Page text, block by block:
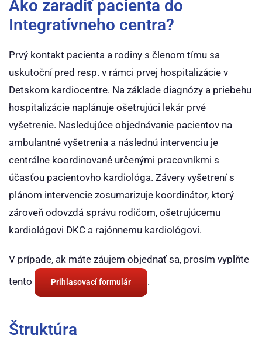
Ako zaradiť pacienta do
Integratívneho centra?
Prvý kontakt pacienta a rodiny s členom tímu sa
uskutoční pred resp. v rámci prvej hospitalizácie v
Detskom kardiocentre. Na základe diagnózy a priebehu
hospitalizácie naplánuje ošetrujúci lekár prvé
vyšetrenie. Nasledujúce objednávanie pacientov na
ambulantné vyšetrenia a následnú intervenciu je
centrálne koordinované určenými pracovníkmi s
účasťou pacientovho kardiológa. Závery vyšetrení s
plánom intervencie zosumarizuje koordinátor, ktorý
zároveň odovzdá správu rodičom, ošetrujúcemu
kardiológovi DKC a rajónnemu kardiológovi.
V prípade, ak máte záujem objednať sa, prosím vyplňte
tento
Prihlasovací formulár .
Štruktúra